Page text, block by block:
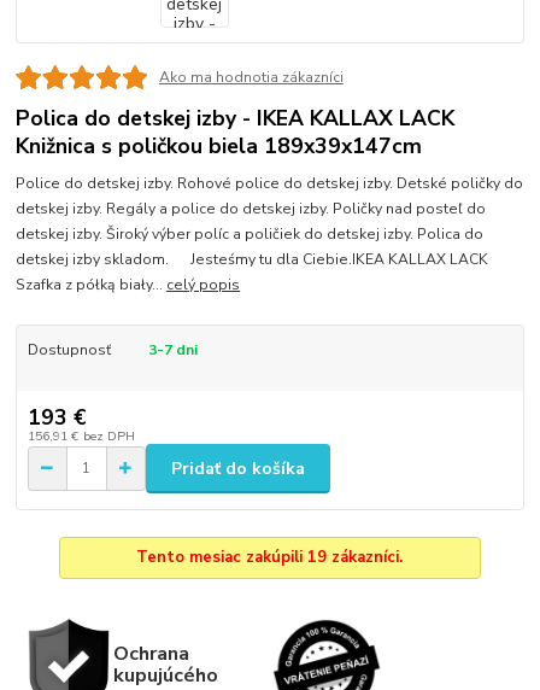
Ako ma hodnotia zákazníci
Polica do detskej izby - IKEA KALLAX LACK
Knižnica s poličkou biela 189x39x147cm
Police do detskej izby. Rohové police do detskej izby. Detské poličky do
detskej izby. Regály a police do detskej izby. Poličky nad posteľ do
detskej izby. Široký výber políc a poličiek do detskej izby. Polica do
detskej izby skladom. Jesteśmy tu dla Ciebie.IKEA KALLAX LACK
Szafka z półką biały... celý popis
Dostupnosť 3-7 dni
193 €
156,91 € bez DPH
Pridať do košíka
Tento mesiac zakúpili 19 zákazníci.
Ochrana
kupujúcého